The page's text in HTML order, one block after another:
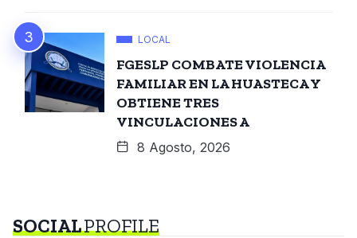
LOCAL
FGESLP COMBATE VIOLENCIA
FAMILIAR EN LA HUASTECA Y
OBTIENE TRES
VINCULACIONES A
8 Agosto, 2026
SOCIALPROFILE